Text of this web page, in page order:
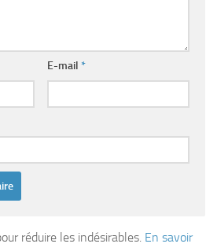
E-mail *
réduire les indésirables. En savoir